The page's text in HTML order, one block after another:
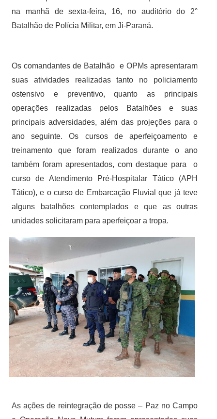
na manhã de sexta-feira, 16, no auditório do 2°
Batalhão de Polícia Militar, em Ji-Paraná.
Os comandantes de Batalhão e OPMs apresentaram
suas atividades realizadas tanto no policiamento
ostensivo e preventivo, quanto as principais
operações realizadas pelos Batalhões e suas
principais adversidades, além das projeções para o
ano seguinte. Os cursos de aperfeiçoamento e
treinamento que foram realizados durante o ano
também foram apresentados, com destaque para o
curso de Atendimento Pré-Hospitalar Tático (APH
Tático), e o curso de Embarcação Fluvial que já teve
alguns batalhões contemplados e que as outras
unidades solicitaram para aperfeiçoar a tropa.
As ações de reintegração de posse – Paz no Campo